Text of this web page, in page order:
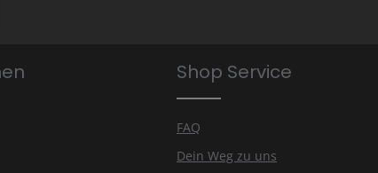
Shop Service
FAQ
Dein Weg zu uns